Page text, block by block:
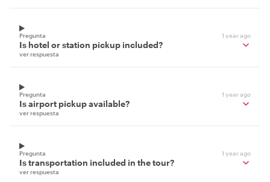
Pregunta 1 year ago
Is hotel or station pickup included?
ver respuesta
Pregunta 1 year ago
Is airport pickup available?
ver respuesta
Pregunta 1 year ago
Is transportation included in the tour?
ver respuesta